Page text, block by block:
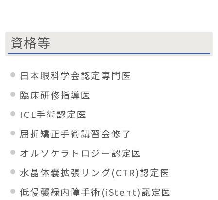
資格等
日本眼科学会認定専門医
臨床研修指導医
ICL手術認定医
屈折矯正手術講習会修了
オルソケラトロジー認定医
水晶体嚢拡張リング(CTR)認定医
低侵襲緑内障手術(iStent)認定医